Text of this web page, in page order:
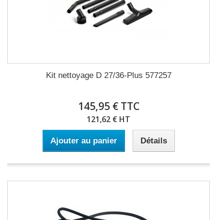
Kit nettoyage D 27/36-Plus 577257
145,95 € TTC
121,62 € HT
Ajouter au panier Détails